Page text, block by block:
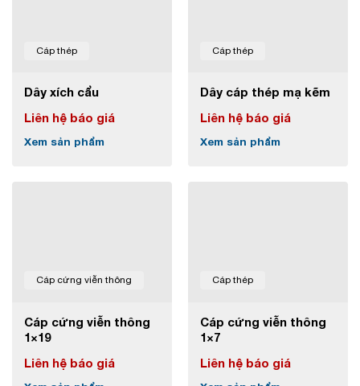
Cáp thép
Dây xích cẩu
Liên hệ báo giá
Xem sản phẩm
Cáp thép
Dây cáp thép mạ kẽm
Liên hệ báo giá
Xem sản phẩm
Cáp cứng viễn thông
Cáp cứng viễn thông
1×19
Liên hệ báo giá
Cáp thép
Cáp cứng viễn thông
1×7
Liên hệ báo giá